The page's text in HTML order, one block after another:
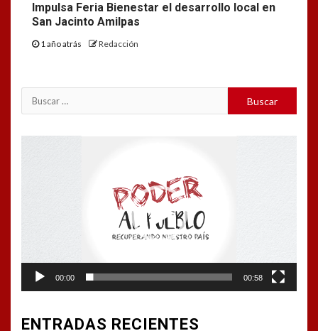
Impulsa Feria Bienestar el desarrollo local en
San Jacinto Amilpas
1 año atrás Redacción
Buscar:
00:00 00:58
ENTRADAS RECIENTES